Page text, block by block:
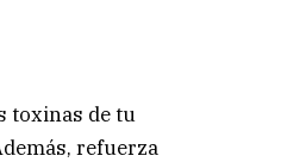
toxinas de tu
refuerza